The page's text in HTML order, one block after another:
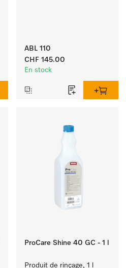
ABL 110
CHF 145.00
En stock
ProCare Shine 40 GC - 1 l
Produit de rinçage, 1 l